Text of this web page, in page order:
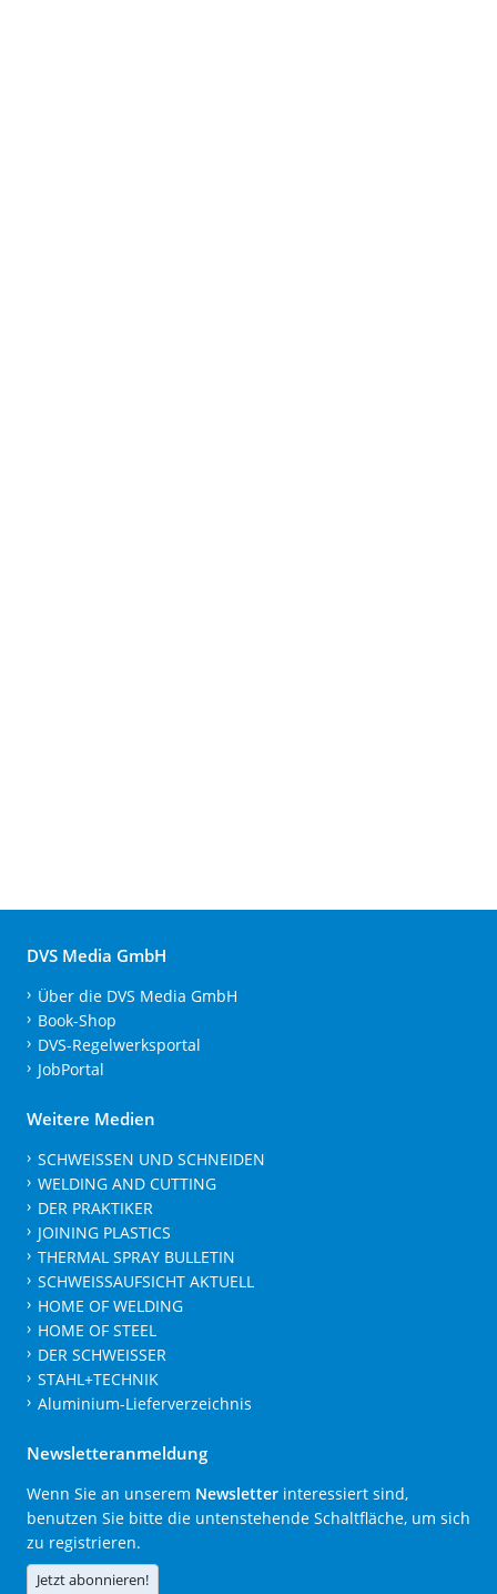
DVS Media GmbH
Über die DVS Media GmbH
Book-Shop
DVS-Regelwerksportal
JobPortal
Weitere Medien
SCHWEISSEN UND SCHNEIDEN
WELDING AND CUTTING
DER PRAKTIKER
JOINING PLASTICS
THERMAL SPRAY BULLETIN
SCHWEISSAUFSICHT AKTUELL
HOME OF WELDING
HOME OF STEEL
DER SCHWEISSER
STAHL+TECHNIK
Aluminium-Lieferverzeichnis
Newsletteranmeldung
Wenn Sie an unserem Newsletter interessiert sind,
benutzen Sie bitte die untenstehende Schaltfläche, um sich
zu registrieren.
Jetzt abonnieren!